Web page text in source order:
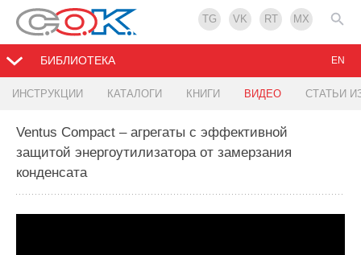
TG VK RT MX
БИБЛИОТЕКА
ИНСТРУКЦИИ КАТАЛОГИ КНИГИ ВИДЕО СТАТЬИ
EN
Ventus Compact – агрегаты с эффективной
защитой энергоутилизатора от замерзания
конденсата